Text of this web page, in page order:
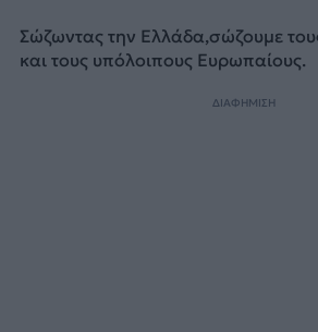
Σώζωντας την Ελλάδα,σώζουμε
και τους υπόλοιπους Ευρωπαίους.
ΔΙΑΦΗΜΙΣΗ